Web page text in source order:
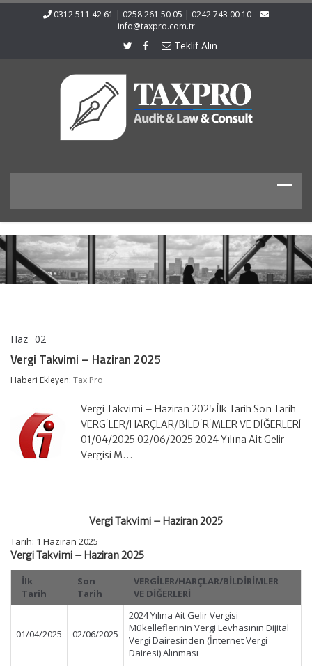
0312 511 42 61 | 0258 261 50 05 | 0242 743 00 10
info@taxpro.com.tr
Teklif Alın
Haz 02
–
Haziran
2025
Vergi Takvimi – Haziran 2025
Haberi Ekleyen: Tax Pro
Vergi Takvimi – Haziran 2025 İlk Tarih Son Tarih
VERGİLER/HARÇLAR/BİLDİRİMLER VE DİĞERLERİ
01/04/2025 02/06/2025 2024 Yılına Ait Gelir
Vergisi M…
Vergi Takvimi – Haziran 2025
Tarih: 1 Haziran 2025
Vergi Takvimi – Haziran 2025
İlk
Tarih
Son
Tarih
VERGİLER/HARÇLAR/BİLDİRİMLER
VE DİĞERLERİ
01/04/2025 02/06/2025
2024 Yılına Ait Gelir Vergisi
Mükelleflerinin Vergi Levhasının Dijital
Vergi Dairesinden (İnternet Vergi
Dairesi) Alınması